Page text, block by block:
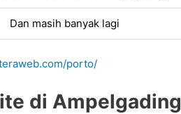
Dan masih banyak lagi
porto/
di Ampelgading